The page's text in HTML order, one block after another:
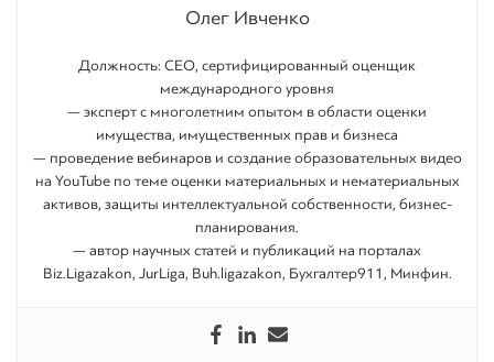
Олег Ивченко
Должность: СEO, сертифицированный оценщик
международного уровня
— эксперт с многолетним опытом в области оценки
имущества, имущественных прав и бизнеса
— проведение вебинаров и создание образовательных видео
на YouTube по теме оценки материальных и нематериальных
активов, защиты интеллектуальной собственности, бизнес-
планирования.
— автор научных статей и публикаций на порталах
Biz.Ligazakon, JurLiga, Buh.ligazakon, Бухгалтер911, Минфин.